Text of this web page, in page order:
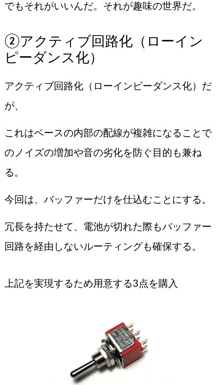
でもそれがいいんだ。それが趣味の世界だ。
②アクティブ回路化（ローイン
ピーダンス化）
アクティブ回路化（ローインピーダンス化）だ
が、
これはベースの内部の配線が複雑になることで
のノイズの増加や音の劣化を防ぐ目的も兼ね
る。
今回は、バッファーだけを仕込むことにする。
冗長を持たせて、電池が切れた際もバッファー
回路を経由しないルーティングも確保する。
上記を実現するため用意する3点を購入